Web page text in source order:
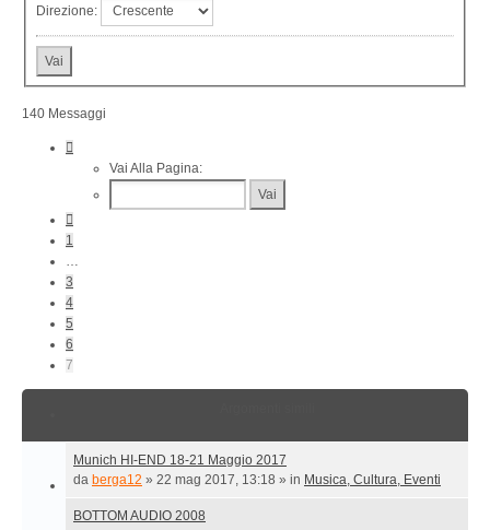
Direzione:
140 Messaggi
Vai Alla Pagina:
1
3
4
5
6
7
Munich HI-END 18-21 Maggio 2017
da berga12 » 22 mag 2017, 13:18 » in Musica, Cultura, Eventi
BOTTOM AUDIO 2008